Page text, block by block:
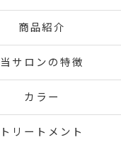
商品紹介
当サロンの特徴
カラー
トリートメント